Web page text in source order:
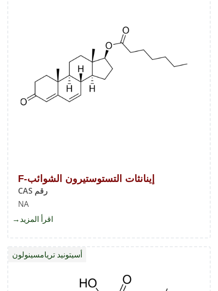
إينانثات التستوستيرون الشوائب-F
رقم CAS
NA
اقرأ المزيد
أسيتونيد تريامسينولون